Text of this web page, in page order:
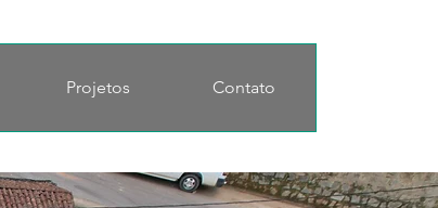
Projetos Contato